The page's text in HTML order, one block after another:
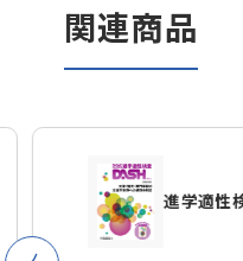
関連商品
進学適性